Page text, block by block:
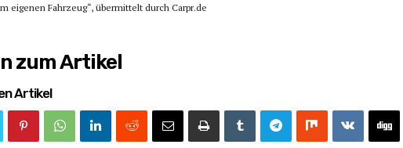
eigenen Fahrzeug“, übermittelt durch Carpr.de
zum Artikel
Artikel